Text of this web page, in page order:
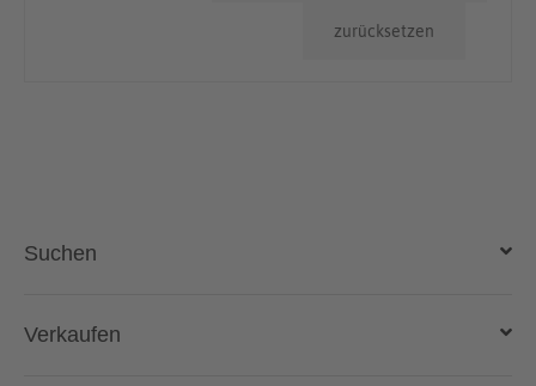
zurücksetzen
Suchen
Auto kaufen
Verkaufen